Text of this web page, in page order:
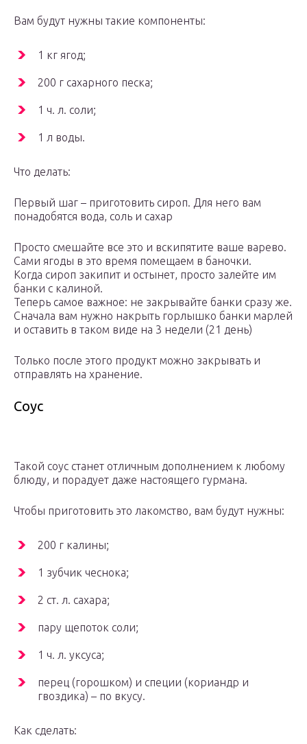
Вам будут нужны такие компоненты:
1 кг ягод;
200 г сахарного песка;
1 ч. л. соли;
1 л воды.
Что делать:
Первый шаг – приготовить сироп. Для него вам
понадобятся вода, соль и сахар
Просто смешайте все это и вскипятите ваше варево.
Сами ягоды в это время помещаем в баночки.
Когда сироп закипит и остынет, просто залейте им
банки с калиной.
Теперь самое важное: не закрывайте банки сразу же.
Сначала вам нужно накрыть горлышко банки марлей
и оставить в таком виде на 3 недели (21 день)
Только после этого продукт можно закрывать и
отправлять на хранение.
Соус
Такой соус станет отличным дополнением к любому
блюду, и порадует даже настоящего гурмана.
Чтобы приготовить это лакомство, вам будут нужны:
200 г калины;
1 зубчик чеснока;
2 ст. л. сахара;
пару щепоток соли;
1 ч. л. уксуса;
перец (горошком) и специи (кориандр и
гвоздика) – по вкусу.
Как сделать: